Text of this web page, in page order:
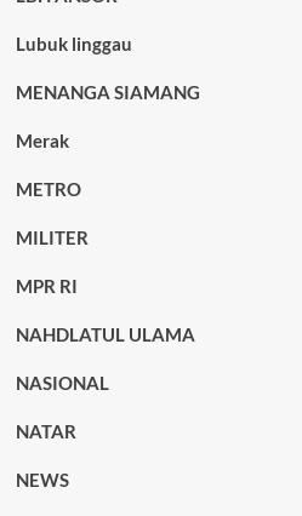
Lubuk linggau
MENANGA SIAMANG
Merak
METRO
MILITER
MPR RI
NAHDLATUL ULAMA
NASIONAL
NATAR
NEWS